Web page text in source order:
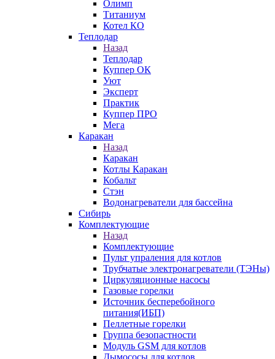
Олимп
Титаниум
Котел КО
Теплодар
Назад
Теплодар
Куппер ОК
Уют
Эксперт
Практик
Куппер ПРО
Мега
Каракан
Назад
Каракан
Котлы Каракан
Кобальт
Стэн
Водонагреватели для бассейна
Сибирь
Комплектующие
Назад
Комплектующие
Пульт упраления для котлов
Трубчатые электронагреватели (ТЭНы)
Циркуляционные насосы
Газовые горелки
Источник бесперебойного
питания(ИБП)
Пеллетные горелки
Группа безопастности
Модуль GSM для котлов
Дымососы для котлов